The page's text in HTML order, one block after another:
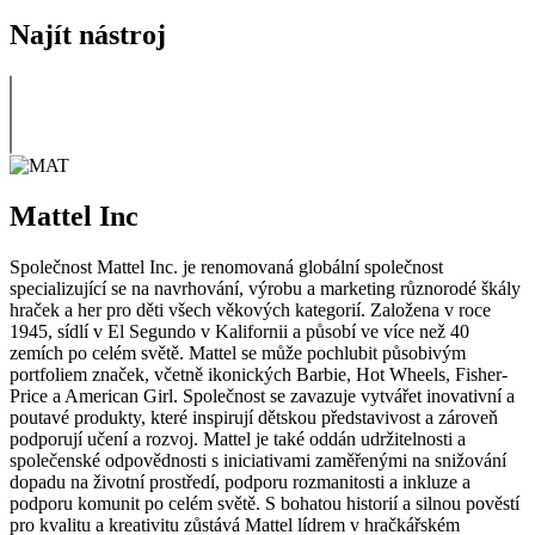
Najít nástroj
Mattel Inc
Společnost Mattel Inc. je renomovaná globální společnost
specializující se na navrhování, výrobu a marketing různorodé škály
hraček a her pro děti všech věkových kategorií. Založena v roce
1945, sídlí v El Segundo v Kalifornii a působí ve více než 40
zemích po celém světě. Mattel se může pochlubit působivým
portfoliem značek, včetně ikonických Barbie, Hot Wheels, Fisher-
Price a American Girl. Společnost se zavazuje vytvářet inovativní a
poutavé produkty, které inspirují dětskou představivost a zároveň
podporují učení a rozvoj. Mattel je také oddán udržitelnosti a
společenské odpovědnosti s iniciativami zaměřenými na snižování
dopadu na životní prostředí, podporu rozmanitosti a inkluze a
podporu komunit po celém světě. S bohatou historií a silnou pověstí
pro kvalitu a kreativitu zůstává Mattel lídrem v hračkářském